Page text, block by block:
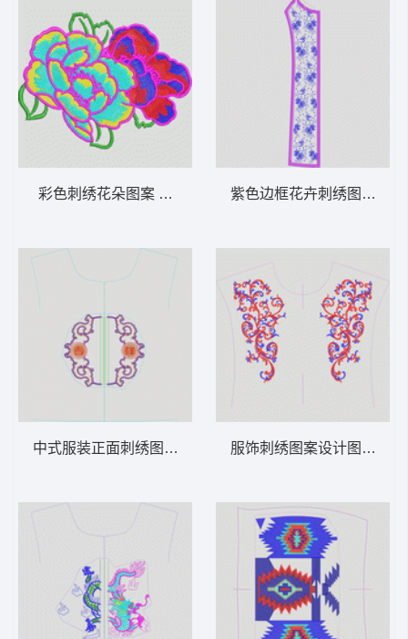
彩色刺绣花朵图案 花经典
中式服装正面刺绣图案 民族
紫色边框花卉刺绣图案 花
服饰刺绣图案设计图 抽象